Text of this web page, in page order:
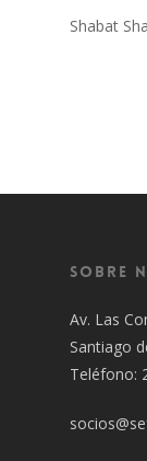
Shabat
Sobre
Av. Las
Santiago
Teléfono: